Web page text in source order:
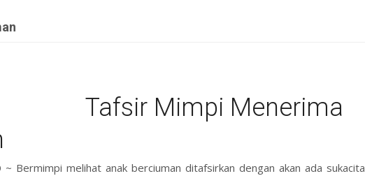
Tafsir Mimpi Menerima
~ Bermimpi melihat anak berciuman ditafsirkan dengan akan ada sukacita